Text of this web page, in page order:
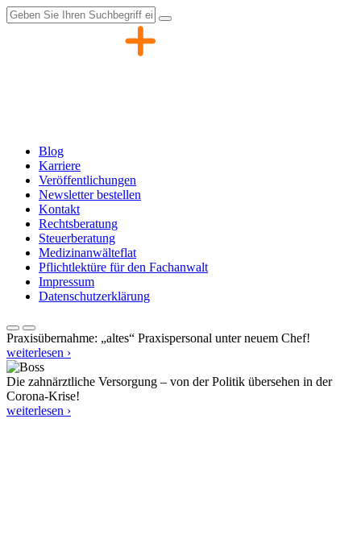
Zum
Inhalt
Blog
Karriere
Veröffentlichungen
Newsletter bestellen
Kontakt
Rechtsberatung
Steuerberatung
Medizinanwälteflat
Pflichtlektüre für den Fachanwalt
Impressum
Datenschutzerklärung
Praxisübernahme: „altes“ Praxispersonal unter neuem Chef!
weiterlesen ›
Die zahnärztliche Versorgung – von der Politik übersehen in der
Corona-Krise!
weiterlesen ›